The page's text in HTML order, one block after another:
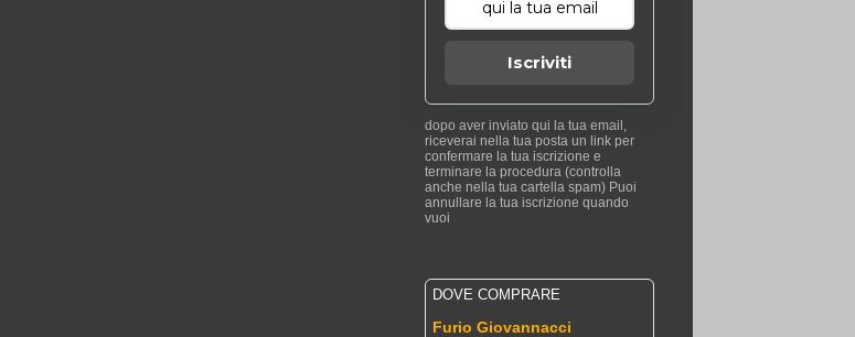
Iscriviti
dopo aver inviato qui la tua email,
riceverai nella tua posta un link per
confermare la tua iscrizione e
terminare la procedura (controlla
anche nella tua cartella spam) Puoi
annullare la tua iscrizione quando
vuoi
DOVE COMPRARE
Furio Giovannacci